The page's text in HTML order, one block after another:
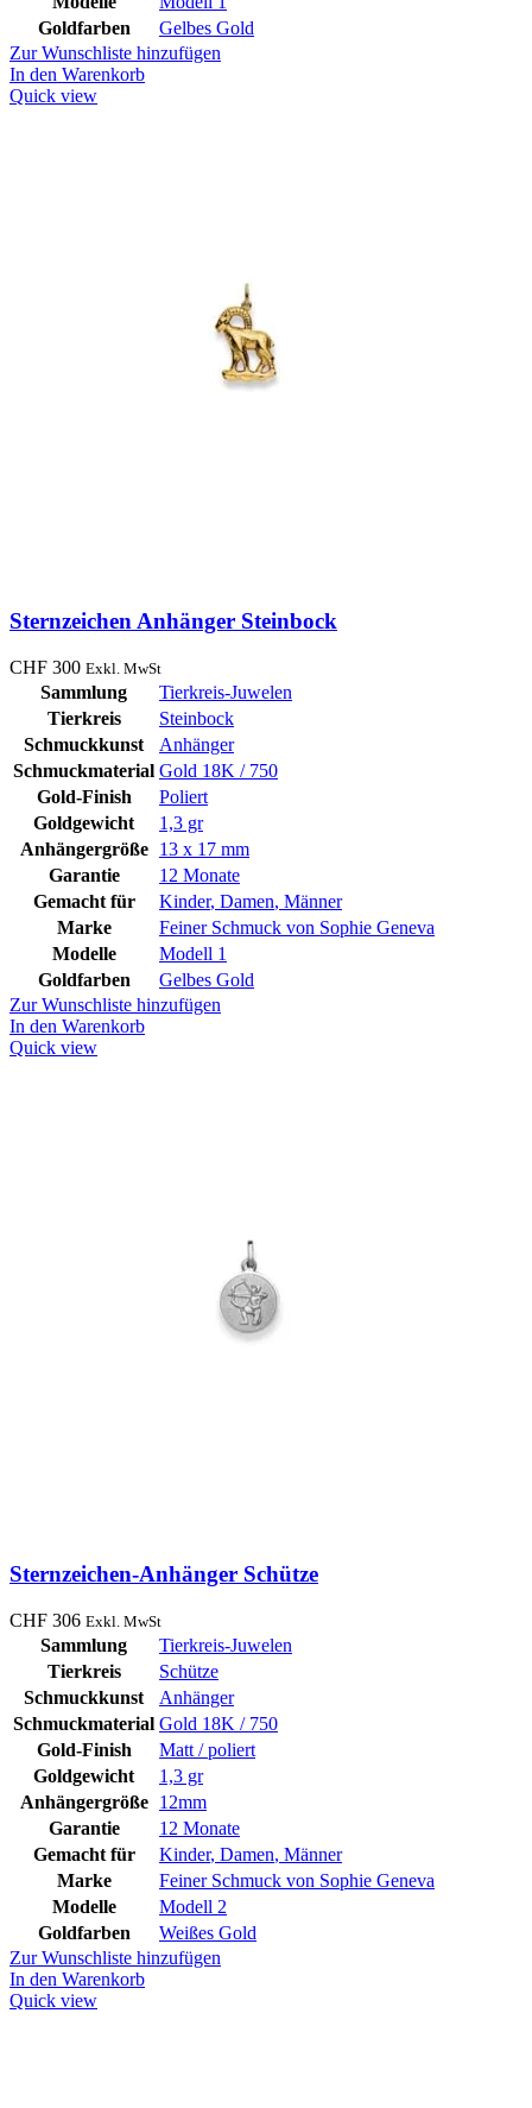
Goldfarben
Gelbes Gold
Zur Wunschliste hinzufügen
In den Warenkorb
Quick view
Sternzeichen Anhänger Steinbock
CHF 300 Exkl. MwSt
Sammlung
Tierkreis-Juwelen
Tierkreis
Steinbock
Schmuckkunst
Anhänger
Schmuckmaterial Gold 18K / 750
Gold-Finish
Poliert
Goldgewicht
1,3 gr
Anhängergröße
13 x 17 mm
Garantie
12 Monate
Gemacht für
Kinder, Damen, Männer
Marke
Feiner Schmuck von Sophie Geneva
Modelle
Modell 1
Goldfarben
Gelbes Gold
Zur Wunschliste hinzufügen
In den Warenkorb
Quick view
Sternzeichen-Anhänger Schütze
CHF 306 Exkl. MwSt
Sammlung
Tierkreis-Juwelen
Tierkreis
Schütze
Schmuckkunst
Anhänger
Schmuckmaterial Gold 18K / 750
Gold-Finish
Matt / poliert
Goldgewicht
1,3 gr
Anhängergröße
12mm
Garantie
12 Monate
Gemacht für
Kinder, Damen, Männer
Marke
Feiner Schmuck von Sophie Geneva
Modelle
Modell 2
Goldfarben
Weißes Gold
Zur Wunschliste hinzufügen
In den Warenkorb
Quick view